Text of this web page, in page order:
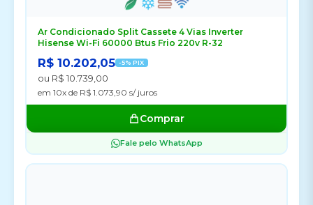
Ar Condicionado Split Cassete 4 Vias Inverter
Hisense Wi-Fi 60000 Btus Frio 220v R-32
R$ 10.202,05 -5% PIX
ou R$ 10.739,00
em 10x de R$ 1.073,90 s/ juros
Comprar
Fale pelo WhatsApp